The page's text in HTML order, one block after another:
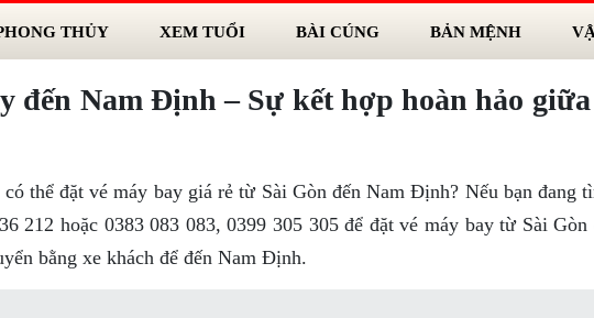
THỦY XEM TUỔI BÀI CÚNG BẢN MỆNH
đến Nam Định – Sự kết hợp hoàn hảo
thể đặt vé máy bay giá rẻ từ Sài Gòn đến Nam Định? Nếu bạn đang
212 hoặc 0383 083 083, 0399 305 305 để đặt vé máy bay từ Sài
bằng xe khách để đến Nam Định.